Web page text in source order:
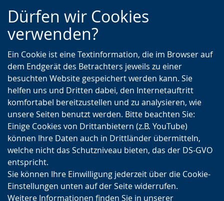
Zur
Hauptnavigation
Zur
Seitennavigation
Zum
Inhalt
Dürfen wir Cookies
verwenden?
Ein Cookie ist eine Textinformation, die im Browser auf
dem Endgerät des Betrachters jeweils zu einer
besuchten Website gespeichert werden kann. Sie
helfen uns und Dritten dabei, den Internetauftritt
komfortabel bereitzustellen und zu analysieren, wie
unsere Seiten benutzt werden. Bitte beachten Sie:
Einige Cookies von Drittanbietern (z.B. YouTube)
können Ihre Daten auch in Drittländer übermitteln,
welche nicht das Schutzniveau bieten, das der DS-GVO
entspricht.
Sie können Ihre Einwilligung jederzeit über die Cookie-
Einstellungen unten auf der Seite widerrufen.
Weitere Informationen finden Sie in unserer